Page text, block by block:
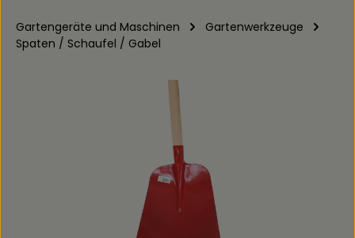
Gartengeräte und Maschinen
Gartenwerkzeuge
Spaten / Schaufel / Gabel